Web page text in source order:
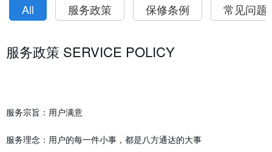
All 服务政策 保修条例 常见问题
服务政策 SERVICE POLICY
服务宗旨：用户满意
服务理念：用户的每一件小事，都是八方通达的大事